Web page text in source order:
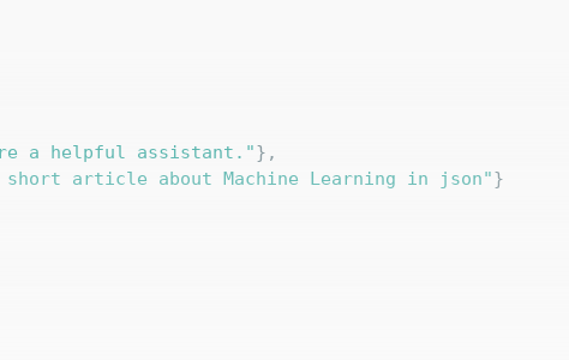
a helpful assistant."},
article about Machine Learning in json"}